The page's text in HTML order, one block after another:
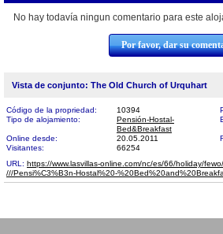
No hay todavía ningun comentario para este
Por favor, dar su
Vista de conjunto: The Old Church of Urquhart
Código de la propriedad: 10394
Tipo de alojamiento:
Pensión-Hostal-
Bed&Breakfast
Online desde: 20.05.2011
Visitantes:
66254
URL: https://www.lasvillas-online.com/nc/es/66/holiday/
///Pensi%C3%B3n-Hostal%20-